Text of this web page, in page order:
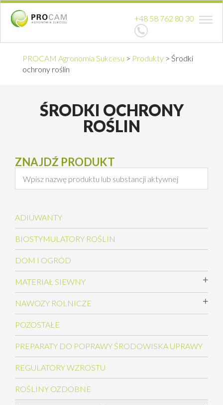
+48 58 762 80 30
PROCAM Agronomia Sukcesu > Produkty > Środki
ochrony roślin
ŚRODKI OCHRONY
ROŚLIN
ZNAJDŹ PRODUKT
ADIUWANTY
BIOSTYMULATORY ROŚLIN
DOM I OGRÓD
MATERIAŁ SIEWNY
NAWOZY ROLNICZE
POZOSTAŁE
PREPARATY DO POPRAWY ŚRODOWISKA UPRAWY
REGULATORY WZROSTU
ROŚLINY OZDOBNE